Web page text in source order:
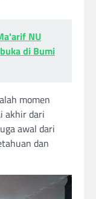
NU
di Bumi
momen
akhir dari
awal dari
dan